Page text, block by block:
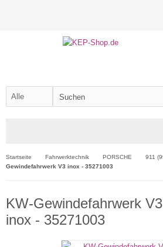
Startseite Fahrwerktechnik PORSCHE 911
Gewindefahrwerk V3 inox - 35271003
KW-Gewindefahrwerk V3
inox - 35271003